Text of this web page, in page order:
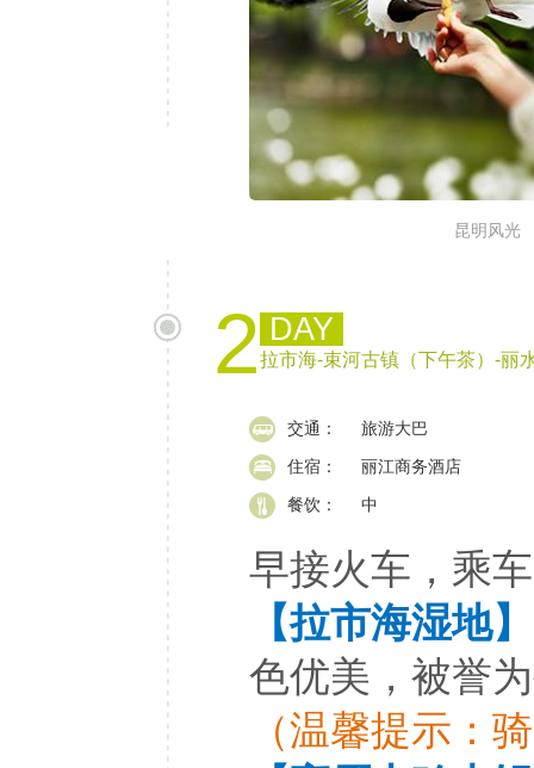
昆明风光
2 DAY
拉市海-束河古镇（下午茶）-丽
交通： 旅游大巴
住宿： 丽江商务酒店
餐饮： 中
早接火车，乘
【拉市海湿地】
色优美，被誉
（温馨提示：